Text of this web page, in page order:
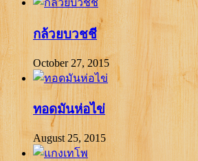
กล้วยบวชชี
October 27, 2015
ทอดมันห่อไข่
August 25, 2015